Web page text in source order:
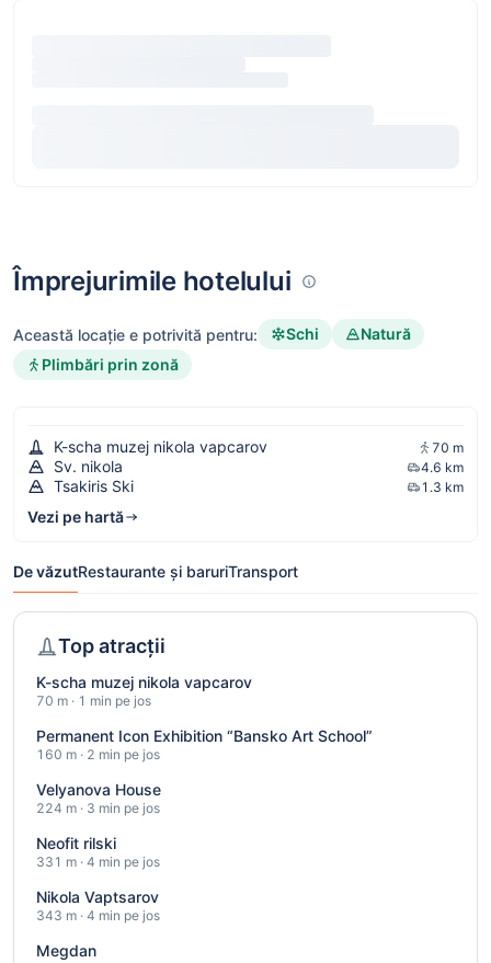
Împrejurimile hotelului
Această locație e potrivită pentru: Schi
Natură
Plimbări prin zonă
K-scha muzej nikola vapcarov 70 m
Sv. nikola 4.6 km
Tsakiris Ski 1.3 km
Vezi pe hartă
De văzutRestaurante și baruriTransport
Top atracții
K-scha muzej nikola vapcarov
70 m · 1 min pe jos
Permanent Icon Exhibition “Bansko Art School”
160 m · 2 min pe jos
Velyanova House
224 m · 3 min pe jos
Neofit rilski
331 m · 4 min pe jos
Nikola Vaptsarov
343 m · 4 min pe jos
Megdan